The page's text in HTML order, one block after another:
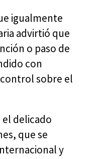
igualmente
advirtió que
o paso de
con
sobre el
el delicado
que se
y